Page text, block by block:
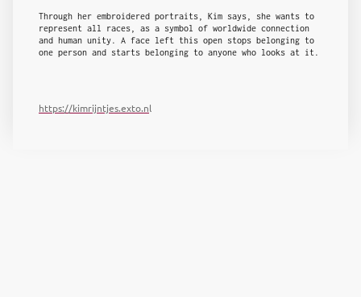
Through her embroidered portraits, Kim says, she wants to
represent all races, as a symbol of worldwide connection
and human unity. A face left this open stops belonging to
one person and starts belonging to anyone who looks at it.
https://kimrijntjes.exto.nl